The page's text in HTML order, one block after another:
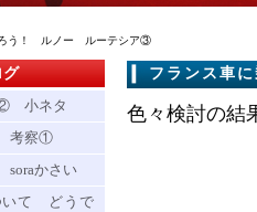
ろう！ ルノー ルーテシア③
フランス車
色々検討の結
グ
② 小ネタ
考察①
かさい
いて どうで